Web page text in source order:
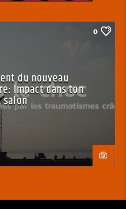
0
du nouveau
Impact dans ton
salon